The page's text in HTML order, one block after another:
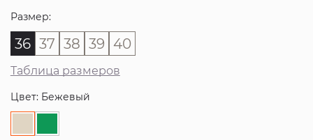
Размер:
36 37 38 39 40
Таблица размеров
Цвет: Бежевый